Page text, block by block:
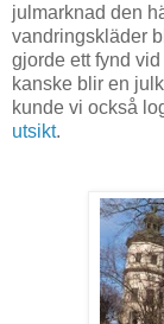
julmarknad den
vandringskläder
gjorde ett fynd
kanske blir en
kunde vi också
utsikt.